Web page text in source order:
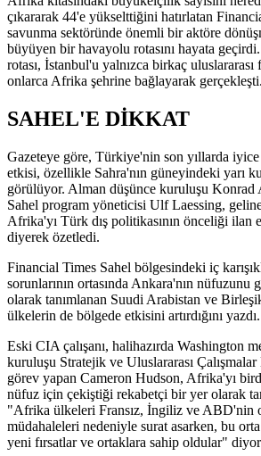
çıkararak 44'e yükselttiğini hatırlatan
savunma sektöründe önemli bir aktöre
büyüyen bir havayolu rotasını hayata
rotası, İstanbul'u yalnızca birkaç
onlarca Afrika şehrine bağlayarak gerçekleşti.
SAHEL'E DİKKAT
Gazeteye göre, Türkiye'nin son yıllarda
etkisi, özellikle Sahra'nın güneyindeki yarı
görülüyor. Alman düşünce kuruluşu Konrad
Sahel program yöneticisi Ulf Laessing,
Afrika'yı Türk dış politikasının önceliği ilan
diyerek özetledi.
Financial Times Sahel bölgesindeki iç
sorunlarının ortasında Ankara'nın
olarak tanımlanan Suudi Arabistan ve
ülkelerin de bölgede etkisini artırdığını yazdı.
Eski CIA çalışanı, halihazırda Washington
kuruluşu Stratejik ve Uluslararası
görev yapan Cameron Hudson, Afrika'yı
nüfuz için çekiştiği rekabetçi bir yer olarak
"Afrika ülkeleri Fransız, İngiliz ve ABD'nin
müdahaleleri nedeniyle surat asarken, bu
yeni fırsatlar ve ortaklara sahip oldular"